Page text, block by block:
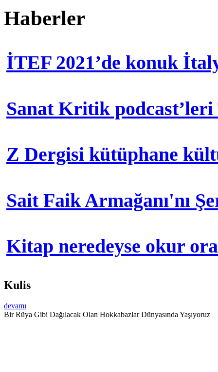
Haberler
İTEF 2021’de konuk
Sanat Kritik podcast’leri
Z Dergisi kütüphane
Sait Faik Armağanı'nı
Kitap neredeyse okur
Kulis
devamı
Bir Rüya Gibi Dağılacak Olan Hokkabazlar Dünyasında Yaşıyoruz